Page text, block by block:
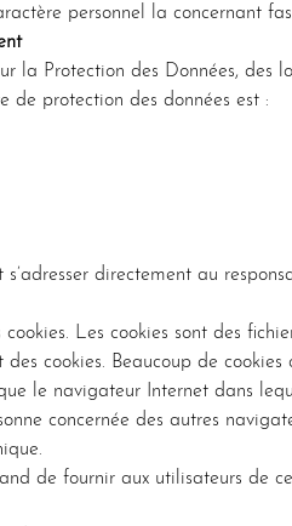
personnel la concernant
la Protection des Données,
de protection des données est :
s’adresser directement au
Les cookies sont des
des cookies. Beaucoup de
le navigateur Internet dans
concernée des autres
de fournir aux utilisateurs de